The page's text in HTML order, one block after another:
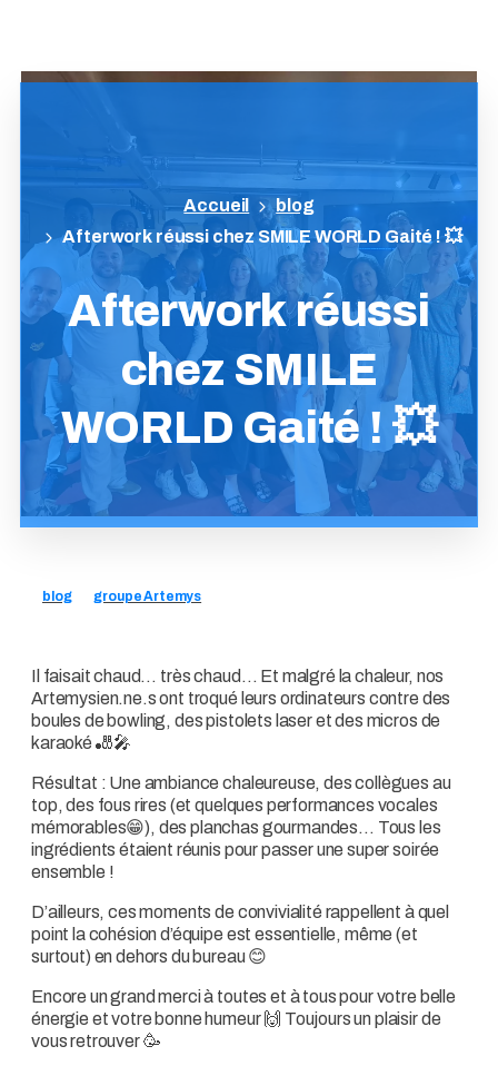
Afterworkréussi
chez SMILE
WORLD Gaité ! 💥
blog
Afterwork réussi chez SMILE WORLD Gaité ! 💥
blog groupe Artemys
Il faisait chaud… très chaud… Et malgré la chaleur, nos
Artemysien.ne.s ont troqué leurs ordinateurs contre des
boules de bowling, des pistolets laser et des micros de
karaoké 🎳🎤
Résultat : Une ambiance chaleureuse, des collègues au
top, des fous rires (et quelques performances vocales
mémorables😁), des planchas gourmandes… Tous les
ingrédients étaient réunis pour passer une super soirée
ensemble !
D’ailleurs, ces moments de convivialité rappellent à quel
point la cohésion d’équipe est essentielle, même (et
surtout) en dehors du bureau 😊
Encore un grand merci à toutes et à tous pour votre belle
énergie et votre bonne humeur 🙌 Toujours un plaisir de
vous retrouver 🥳